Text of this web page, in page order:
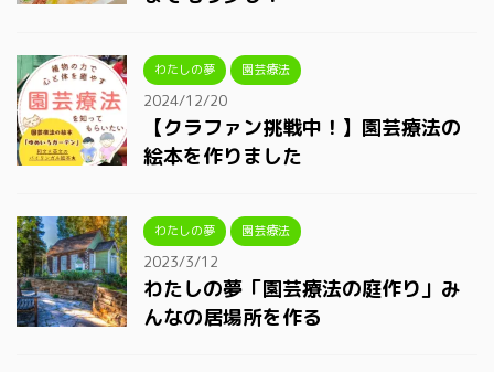
わたしの夢 園芸療法
2024/12/20
【クラファン挑戦中！】園芸療法の
絵本を作りました
わたしの夢 園芸療法
2023/3/12
わたしの夢「園芸療法の庭作り」み
んなの居場所を作る